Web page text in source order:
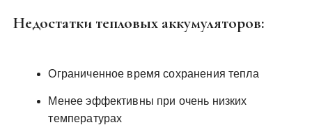
Недостатки тепловых аккумуляторов:
Ограниченное время сохранения тепла
Менее эффективны при очень низких
температурах